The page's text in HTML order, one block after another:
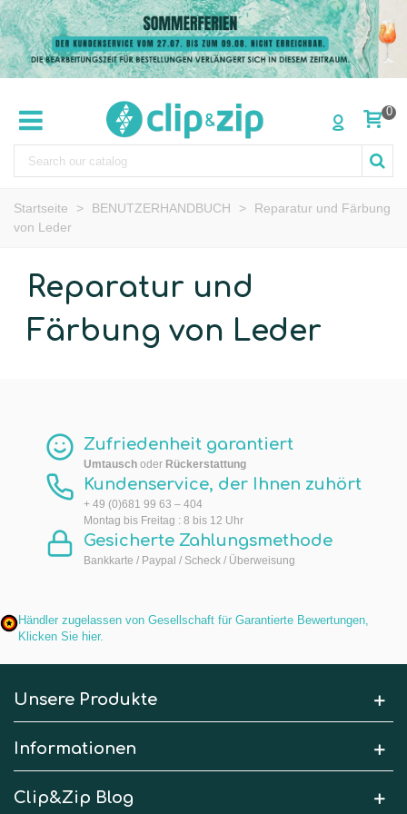
0
Startseite > BENUTZERHANDBUCH >
Reparatur und Färbung
von Leder
Reparatur und
Färbung von Leder
Zufriedenheit garantiert
Umtausch oder Rückerstattung
Kundenservice, der Ihnen zuhört
+ 49 (0)681 99 63 – 404
Montag bis Freitag : 8 bis 12 Uhr
Gesicherte Zahlungsmethode
Bankkarte / Paypal / Scheck / Überweisung
Händler zugelassen von Gesellschaft für Garantierte Bewertungen,
Klicken Sie hier.
Unsere Produkte
Informationen
Clip&Zip Blog